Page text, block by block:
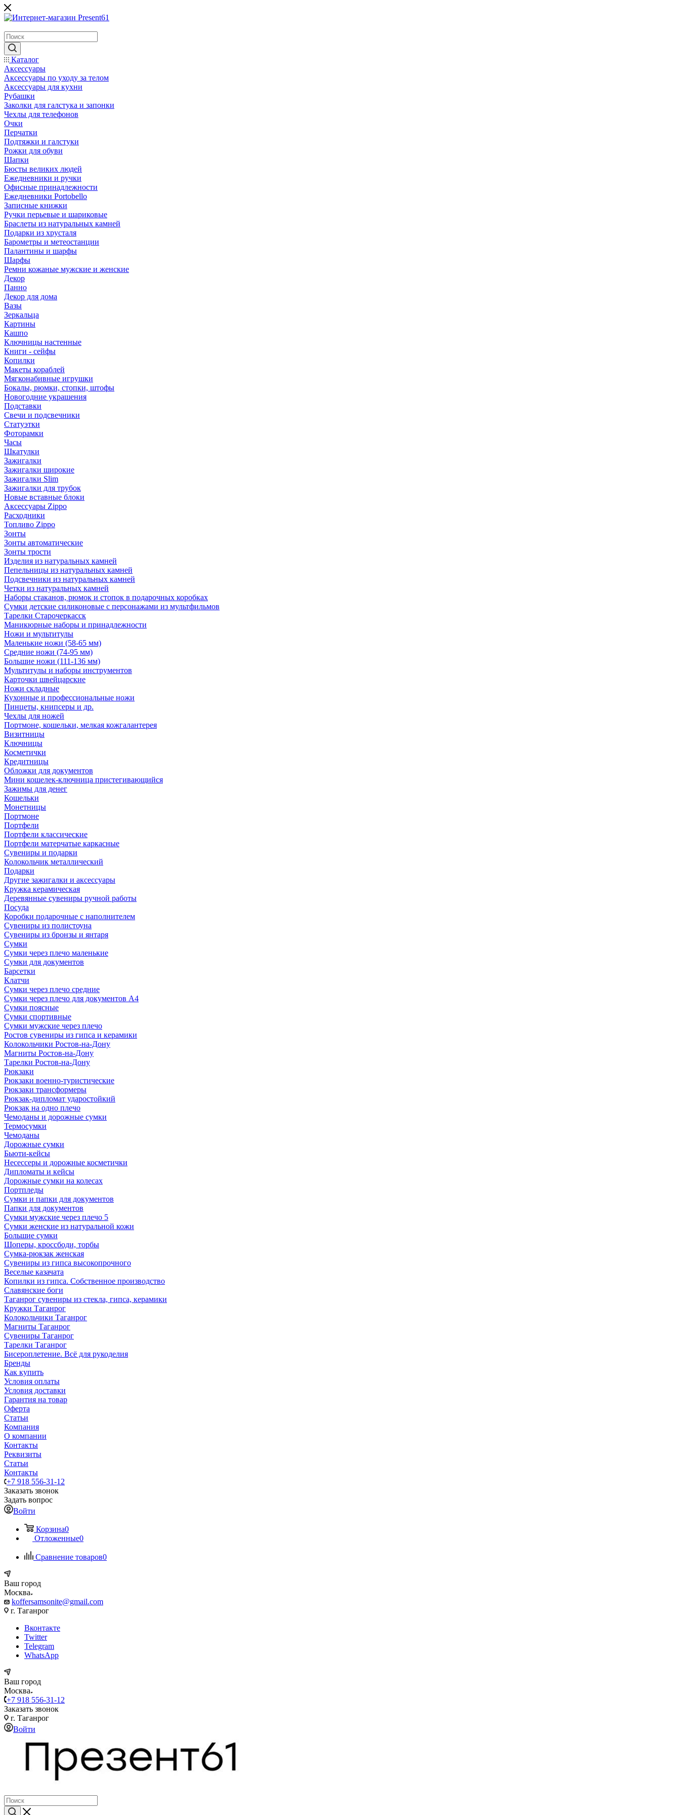
Каталог
Аксессуары
Аксессуары по уходу за телом
Аксессуары для кухни
Рубашки
Заколки для галстука и запонки
Чехлы для телефонов
Очки
Перчатки
Подтяжки и галстуки
Рожки для обуви
Шапки
Бюсты великих людей
Ежедневники и ручки
Офисные принадлежности
Ежедневники Portobello
Записные книжки
Ручки перьевые и шариковые
Браслеты из натуральных камней
Подарки из хрусталя
Барометры и метеостанции
Палантины и шарфы
Шарфы
Ремни кожаные мужские и женские
Декор
Панно
Декор для дома
Вазы
Зеркальца
Картины
Кашпо
Ключницы настенные
Книги - сейфы
Копилки
Макеты кораблей
Мягконабивные игрушки
Бокалы, рюмки, стопки, штофы
Новогодние украшения
Подставки
Свечи и подсвечники
Статуэтки
Фоторамки
Часы
Шкатулки
Зажигалки
Зажигалки широкие
Зажигалки Slim
Зажигалки для трубок
Новые вставные блоки
Аксессуары Zippo
Расходники
Топливо Zippo
Зонты
Зонты автоматические
Зонты трости
Изделия из натуральных камней
Пепельницы из натуральных камней
Подсвечники из натуральных камней
Четки из натуральных камней
Наборы стаканов, рюмок и стопок в подарочных коробках
Сумки детские силиконовые с персонажами из мультфильмов
Тарелки Старочеркасск
Маникюрные наборы и принадлежности
Ножи и мультитулы
Маленькие ножи (58-65 мм)
Средние ножи (74-95 мм)
Большие ножи (111-136 мм)
Мультитулы и наборы инструментов
Карточки швейцарские
Ножи складные
Кухонные и профессиональные ножи
Пинцеты, книпсеры и др.
Чехлы для ножей
Портмоне, кошельки, мелкая кожгалантерея
Визитницы
Ключницы
Косметички
Кредитницы
Обложки для документов
Мини кошелек-ключница пристегивающийся
Зажимы для денег
Кошельки
Монетницы
Портмоне
Портфели
Портфели классические
Портфели матерчатые каркасные
Сувениры и подарки
Колокольчик металлический
Подарки
Другие зажигалки и аксессуары
Кружка керамическая
Деревянные сувениры ручной работы
Посуда
Коробки подарочные с наполнителем
Сувениры из полистоуна
Сувениры из бронзы и янтаря
Сумки
Сумки через плечо маленькие
Сумки для документов
Барсетки
Клатчи
Сумки через плечо средние
Сумки через плечо для документов А4
Сумки поясные
Сумки спортивные
Сумки мужские через плечо
Ростов сувениры из гипса и керамики
Колокольчики Ростов-на-Дону
Магниты Ростов-на-Дону
Тарелки Ростов-на-Дону
Рюкзаки
Рюкзаки военно-туристические
Рюкзаки трансформеры
Рюкзак-дипломат ударостойкий
Рюкзак на одно плечо
Чемоданы и дорожные сумки
Термосумки
Чемоданы
Дорожные сумки
Бьюти-кейсы
Несессеры и дорожные косметички
Дипломаты и кейсы
Дорожные сумки на колесах
Портпледы
Сумки и папки для документов
Папки для документов
Сумки мужские через плечо 5
Сумки женские из натуральной кожи
Большие сумки
Шоперы, кроссбоди, торбы
Сумка-рюкзак женская
Сувениры из гипса высокопрочного
Веселые казачата
Копилки из гипса. Собственное производство
Славянские боги
Таганрог сувениры из стекла, гипса, керамики
Кружки Таганрог
Колокольчики Таганрог
Магниты Таганрог
Сувениры Таганрог
Тарелки Таганрог
Бисероплетение. Всё для рукоделия
Бренды
Как купить
Условия оплаты
Условия доставки
Гарантия на товар
Оферта
Статьи
Компания
О компании
Контакты
Реквизиты
Статьи
Контакты
+7 918 556-31-12
Заказать звонок
Задать вопрос
Войти
Корзина0
Отложенные0
Сравнение товаров0
Ваш город
Москва
koffersamsonite@gmail.com
г. Таганрог
Вконтакте
Twitter
Telegram
WhatsApp
Ваш город
Москва
+7 918 556-31-12
Заказать звонок
г. Таганрог
Войти